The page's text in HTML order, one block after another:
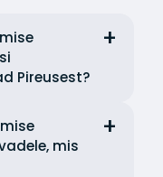
Pireusest?
mis